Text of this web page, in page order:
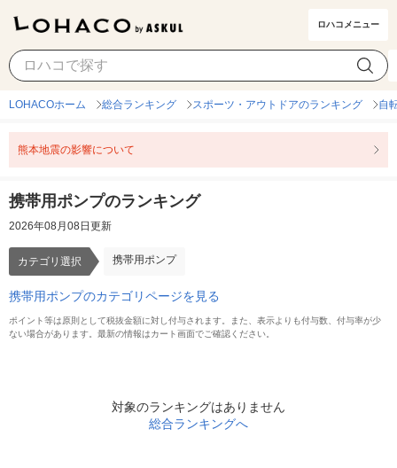
ロハコメニュー
携帯用ポンプ カテゴリ選択
LOHACOホーム 総合ランキング スポーツ・アウトドアのランキング 自
熊本地震の影響について
携帯用ポンプのランキング
2026年08月08日更新
カテゴリ選択 携帯用ポンプ
携帯用ポンプのカテゴリページを見る
ポイント等は原則として税抜金額に対し付与されます。また、表示よりも付与数、付与率が少
ない場合があります。最新の情報はカート画面でご確認ください。
対象のランキングはありません
総合ランキングへ